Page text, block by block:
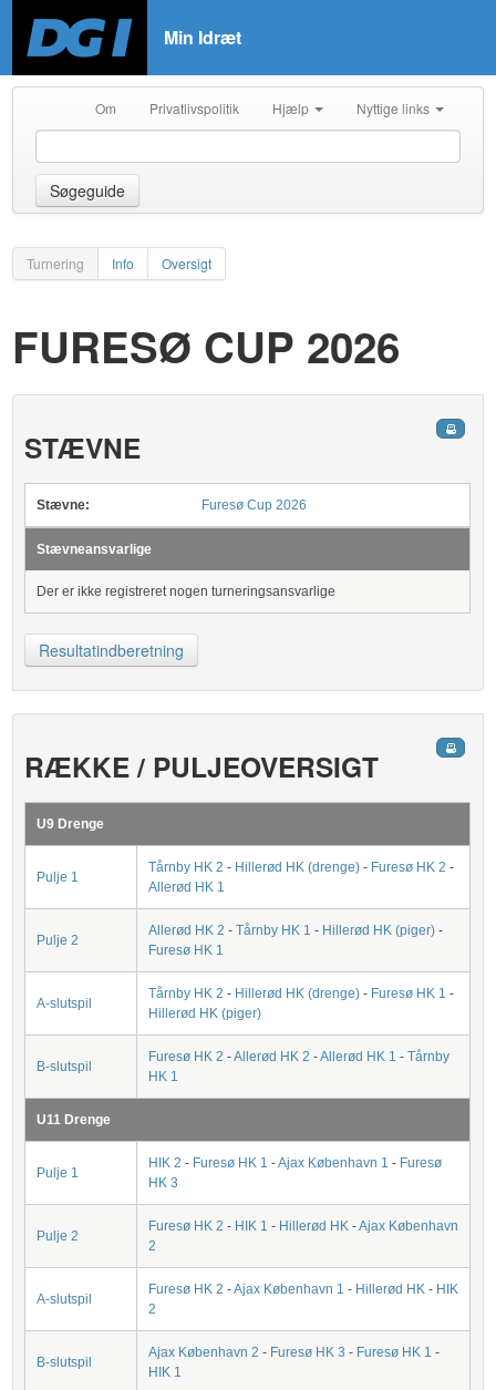
Min Idræt
Om Privatlivspolitik Hjælp Nyttige links
Søgeguide
Turnering Info Oversigt
FURESØ CUP 2026
STÆVNE
Stævne: Furesø Cup 2026
Stævneansvarlige
Der er ikke registreret nogen turneringsansvarlige
Resultatindberetning
RÆKKE / PULJEOVERSIGT
U9 Drenge
Pulje 1
Tårnby HK 2 - Hillerød HK (drenge) - Furesø HK 2 -
Allerød HK 1
Pulje 2
Allerød HK 2 -Tårnby HK 1 - Hillerød HK (piger) -
Furesø HK 1
A-slutspil
Tårnby HK 2 - Hillerød HK (drenge) - Furesø HK 1 -
Hillerød HK (piger)
B-slutspil
Furesø HK 2 -Allerød HK 2 -Allerød HK 1 -Tårnby
HK 1
U11 Drenge
Pulje 1
HIK 2 - Furesø HK 1 -Ajax København 1 - Furesø
HK 3
Pulje 2
Furesø HK 2 - HIK 1 - Hillerød HK -Ajax København
2
A-slutspil
Furesø HK 2 -Ajax København 1 - Hillerød HK - HIK
2
B-slutspil
Ajax København 2 - Furesø HK 3 - Furesø HK 1 -
HIK 1